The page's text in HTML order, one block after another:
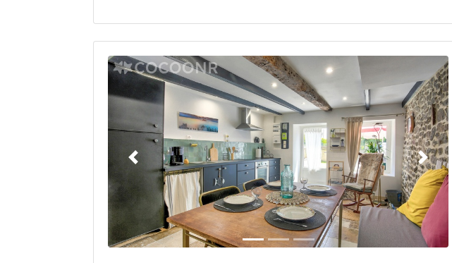
Précédent Suivant